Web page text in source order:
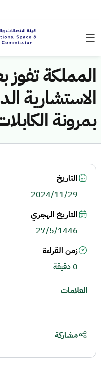
المملكة تفوز
الاستشارية
بمرونة
التاريخ
2024/11/29
التاريخ الهجري
27/5/1446
زمن القراءة
0 دقيقة
العلامات
مشاركة